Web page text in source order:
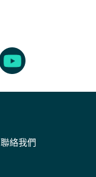
聯絡我們